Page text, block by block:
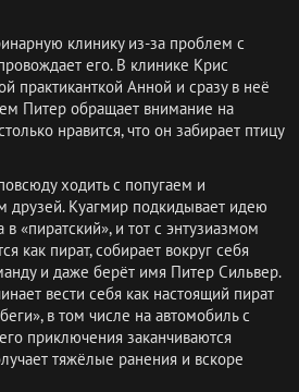
клинику из-за проблем с
его. В клинике Крис
практиканткой Анной и сразу в неё
Питер обращает внимание на
нравится, что он забирает птицу
ходить с попугаем и
друзей. Куагмир подкидывает идею
«пиратский», и тот с энтузиазмом
как пират, собирает вокруг себя
и даже берёт имя Питер Сильвер.
вести себя как настоящий пират
в том числе на автомобиль с
приключения заканчиваются
тяжёлые ранения и вскоре